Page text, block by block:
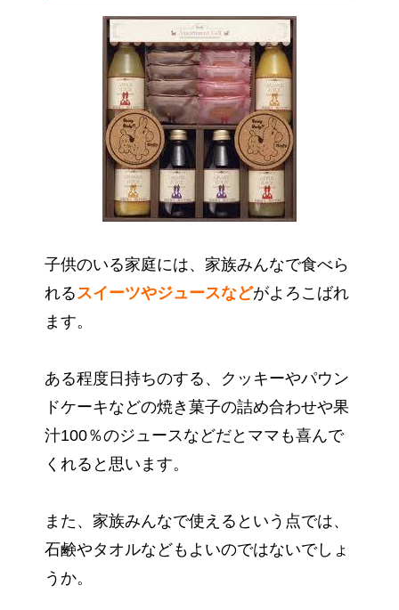
子供のいる家庭には、家族みんなで食べら
れるスイーツやジュースなどがよろこばれ
ます。
ある程度日持ちのする、クッキーやパウン
ドケーキなどの焼き菓子の詰め合わせや果
汁100％のジュースなどだとママも喜んで
くれると思います。
また、家族みんなで使えるという点では、
石鹸やタオルなどもよいのではないでしょ
うか。